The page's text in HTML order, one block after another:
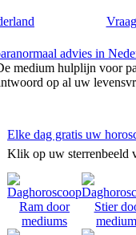
medium hulplijn voor
op al uw
Elke dag gratis uw
Klik op uw sterrenbeeld